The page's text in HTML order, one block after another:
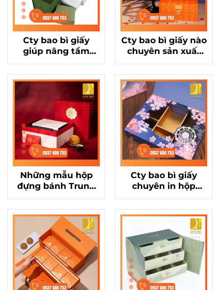
Cty bao bì giấy
giúp nâng tầm
thương hiệu với
hộp đựng bánh
Trung Thu độc đáo
Cty bao bì giấy nào
chuyên sản xuất
hộp đựng bánh
Trung Thu đẹp, ấn
tượng?
Những mẫu hộp
đựng bánh Trung
Thu cao cấp từ cty
bao bì giấy hàng
đầu
Cty bao bì giấy
chuyên in hộp
đựng bánh Trung
Thu số lượng lớn,
giá cạnh tranh